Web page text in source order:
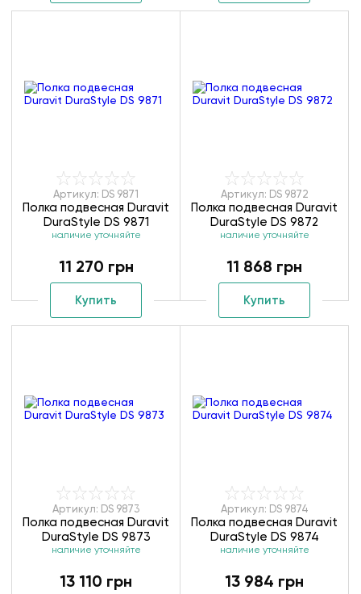
Артикул: DS 9871
Полка подвесная Duravit
DuraStyle DS 9871
наличие уточняйте
11 270 грн
Купить
Артикул: DS 9872
Полка подвесная Duravit
DuraStyle DS 9872
наличие уточняйте
11 868 грн
Купить
Артикул: DS 9873
Полка подвесная Duravit
DuraStyle DS 9873
наличие уточняйте
13 110 грн
Артикул: DS 9874
Полка подвесная Duravit
DuraStyle DS 9874
наличие уточняйте
13 984 грн